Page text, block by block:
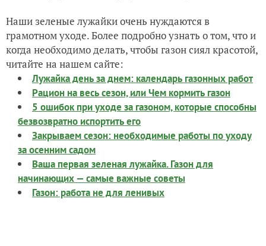
Наши зеленые лужайки очень нуждаются в
грамотном уходе. Более подробно узнать о том, что и
когда необходимо делать, чтобы газон сиял красотой,
читайте на нашем сайте:
Лужайка день за днем: календарь газонных работ
Рацион на весь сезон, или Чем кормить газон
5 ошибок при уходе за газоном, которые способны
безвозвратно испортить его
Закрываем сезон: необходимые работы по уходу
за осенним садом
Ваша первая зеленая лужайка. Газон для
начинающих — самые важные советы
Газон: работа не для ленивых